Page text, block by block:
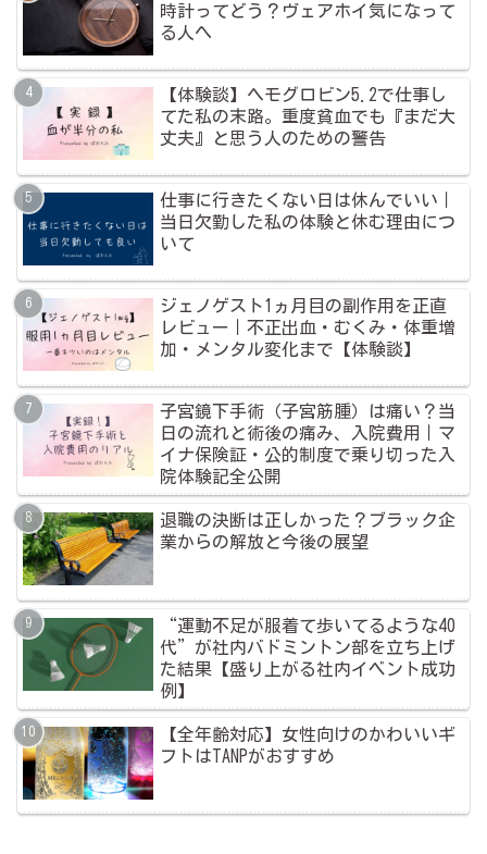
時計ってどう？ヴェアホイ気になって
る人へ
【体験談】ヘモグロビン5.2で仕事し
てた私の末路。重度貧血でも『まだ大
丈夫』と思う人のための警告
仕事に行きたくない日は休んでいい｜
当日欠勤した私の体験と休む理由につ
いて
ジェノゲスト1ヵ月目の副作用を正直
レビュー｜不正出血・むくみ・体重増
加・メンタル変化まで【体験談】
子宮鏡下手術（子宮筋腫）は痛い？当
日の流れと術後の痛み、入院費用｜マ
イナ保険証・公的制度で乗り切った入
院体験記全公開
退職の決断は正しかった？ブラック企
業からの解放と今後の展望
“運動不足が服着て歩いてるような40
代”が社内バドミントン部を立ち上げ
た結果【盛り上がる社内イベント成功
例】
【全年齢対応】女性向けのかわいいギ
フトはTANPがおすすめ